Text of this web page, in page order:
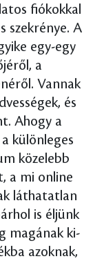
fiókokkal
szekrénye. A
egy-egy
a
Vannak
és
Ahogy a
különleges
közelebb
a mi online
láthatatlan
is éljünk
magának ki-
azoknak,